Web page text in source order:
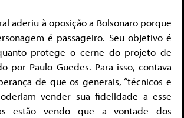
aderiu à oposição a Bolsonaro porque
é passageiro. Seu objetivo é
protege o cerne do projeto de
por Paulo Guedes. Para isso, contava
de que os generais, “técnicos e
vender sua fidelidade a esse
estão vendo que a vontade dos